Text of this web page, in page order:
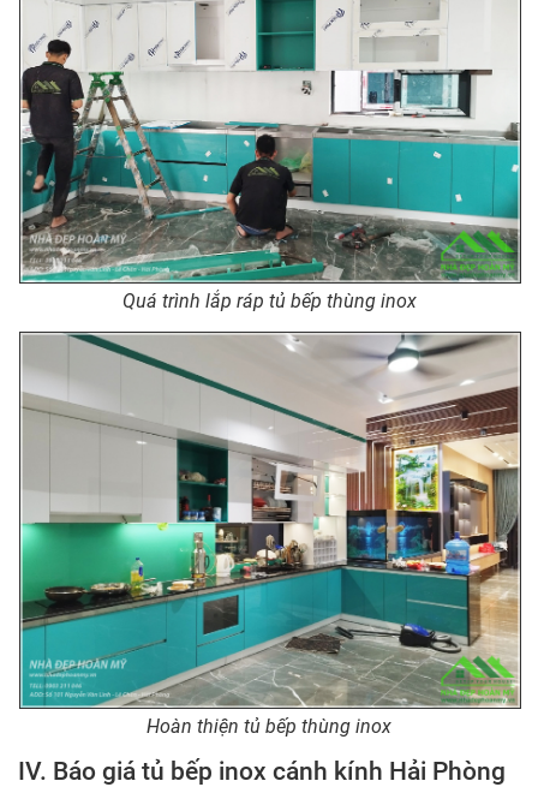
Quá trình lắp ráp tủ bếp thùng inox
Hoàn thiện tủ bếp thùng inox
IV. Báo giá tủ bếp inox cánh kính Hải Phòng